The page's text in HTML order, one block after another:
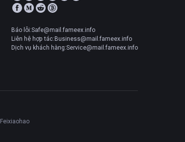
Báo lỗi:Safe@mail.fameex.info
Liên hệ hợp tác:Business@mail.fameex.info
Dịch vụ khách hàng:Service@mail.fameex.info
Feixiaohao